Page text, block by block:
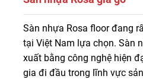
Sàn nhựa Rosa được sản
của Hàn Quốc – Quốc gia đi
ván nhựa lát sàn, đạt chứng
con người, thân thiện với môi
Sàn nhựa Rosa floor đang
tại Việt Nam lựa chọn. Sàn
xuất bằng công nghệ hiện
gia đi đầu trong lĩnh vực